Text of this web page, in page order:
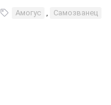
Амогус , Самозванец